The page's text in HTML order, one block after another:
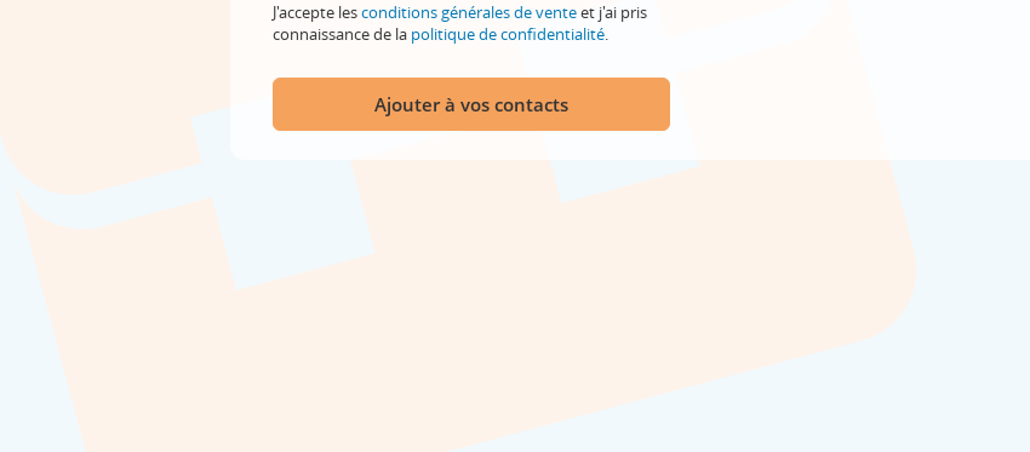
J'accepte lesconditions générales de venteet j'ai pris
connaissance de la politique de confidentialité.
Ajouter à vos contacts